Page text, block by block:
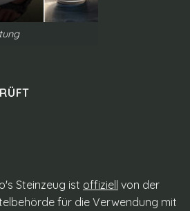
Steinzeug ist offiziell von der
für die Verwendung mit